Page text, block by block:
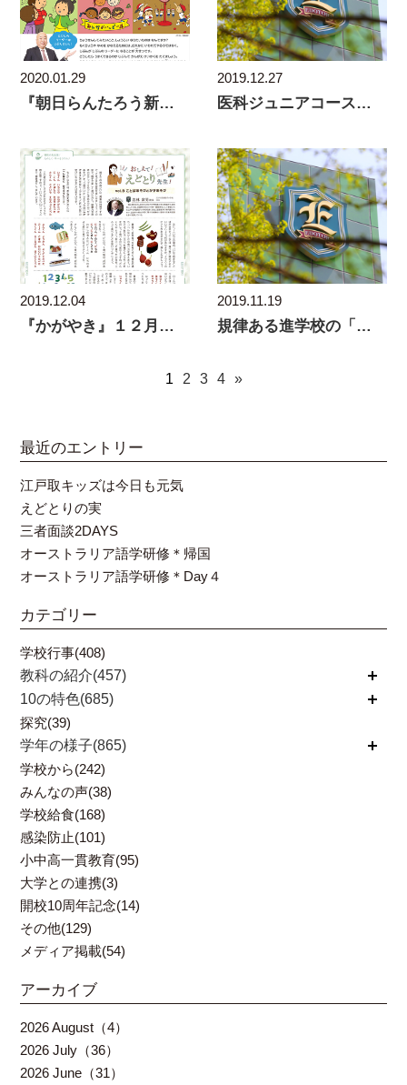
2020.01.29
『朝日らんたろう新聞』で本校が紹介されました
2019.12.27
医科ジュニアコースの中１生、現役医師の体験聞く
2019.12.04
『かがやき』１２月号で校長先生のお話を掲載
2019.11.19
規律ある進学校の「深化と挑戦」
1 2 3 4 »
最近のエントリー
江戸取キッズは今日も元気
えどとりの実
三者面談2DAYS
オーストラリア語学研修＊帰国
オーストラリア語学研修＊Day４
カテゴリー
学校行事(408)
教科の紹介(457)
開く
10の特色(685)
開く
探究(39)
学年の様子(865)
開く
学校から(242)
みんなの声(38)
学校給食(168)
感染防止(101)
小中高一貫教育(95)
大学との連携(3)
開校10周年記念(14)
その他(129)
メディア掲載(54)
アーカイブ
2026 August（4）
2026 July（36）
2026 June（31）